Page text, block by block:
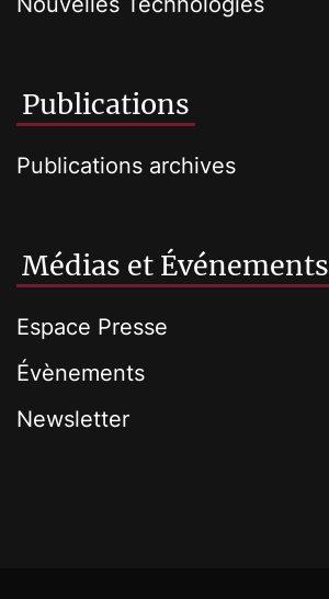
Publications
Publications archives
Médias et Événements
Espace Presse
Évènements
Newsletter